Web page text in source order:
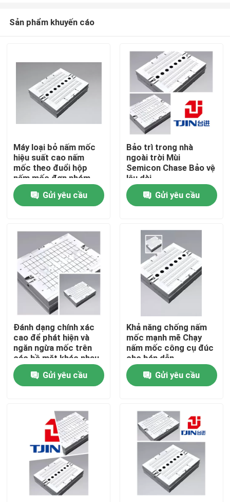
Nhà
Video
Về chúng tôi
Chuyến tham quan nhà máy
Kiểm soát chất lượng
Máy đúc bán dẫn
Máy cắt và hình thành
IC Lead Frame Stamping Mold
Sản phẩm khuyến cáo
Máy loại bỏ nấm mốc
hiệu suất cao nấm
mốc theo đuổi hộp
nấm mốc đơn nhóm
Gửi yêu cầu
Bảo trì trong nhà
ngoài trời Mùi
Semicon Chase Bảo vệ
lâu dài
Gửi yêu cầu
Đánh dạng chính xác
cao để phát hiện và
ngăn ngừa mốc trên
các bề mặt khác nhau
Gửi yêu cầu
Khả năng chống nấm
mốc mạnh mẽ Chạy
nấm mốc công cụ đúc
cho bán dẫn
Gửi yêu cầu